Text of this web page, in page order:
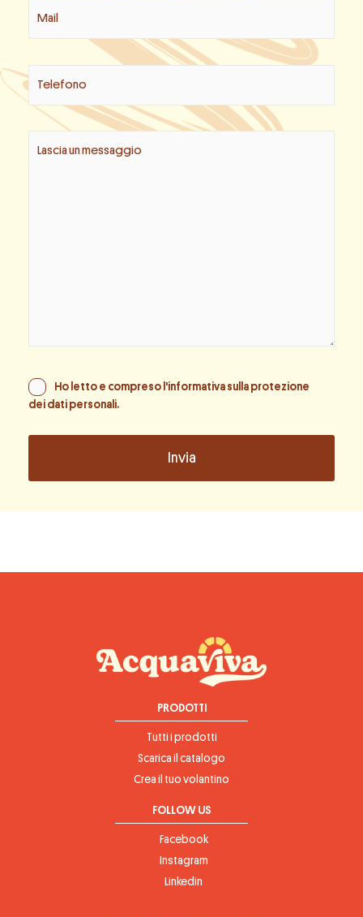
Ho letto e compreso l'informativa sulla protezione
dei dati personali.
PRODOTTI
Tutti i prodotti
Scarica il catalogo
Crea il tuo volantino
FOLLOW US
Facebook
Instagram
Linkedin